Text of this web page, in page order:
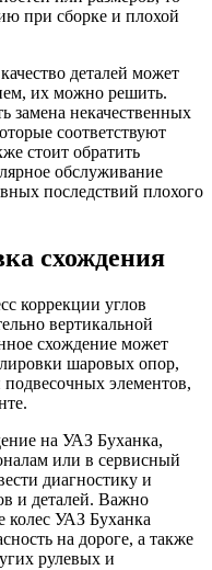
при сборке и плохой
деталей может
их можно решить.
некачественных
соответствуют
стоит обратить
обслуживание
последствий плохого
схождения
коррекции углов
вертикальной
схождение может
шаровых опор,
элементов,
на УАЗ Буханка,
или в сервисный
диагностику и
и деталей. Важно
колес УАЗ Буханка
на дороге, а также
рулевых и